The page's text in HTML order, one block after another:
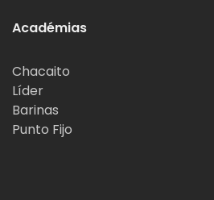
Académias
Chacaito
Líder
Barinas
Punto Fijo